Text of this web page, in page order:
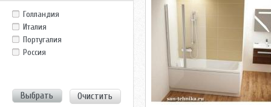
Голландия
Италия
Португалия
Россия
Очистить